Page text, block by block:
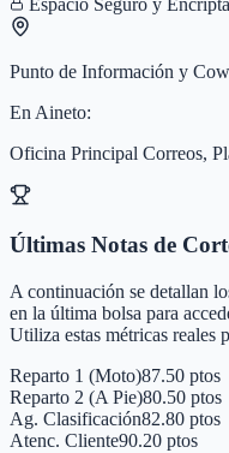
Punto de Información y
En Aineto:
Oficina Principal Correos,
Últimas Notas de
A continuación se detallan
en la última bolsa para
Utiliza estas métricas reales
Reparto 1 (Moto)87.50 ptos
Reparto 2 (A Pie)80.50 ptos
Ag. Clasificación82.80 ptos
Atenc. Cliente90.20 ptos